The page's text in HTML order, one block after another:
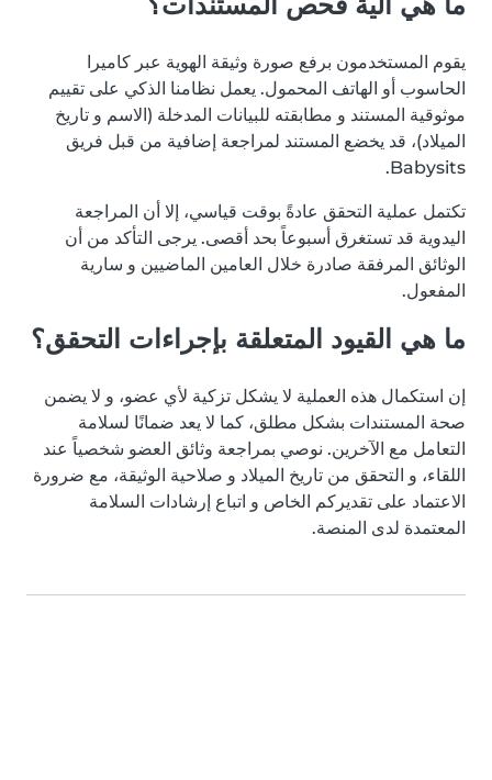
يقوم المستخدمون برفع صورة وثيقة الهوية عبر كاميرا
الحاسوب أو الهاتف المحمول. يعمل نظامنا الذكي على تقييم
موثوقية المستند و مطابقته للبيانات المدخلة (الاسم و تاريخ
الميلاد)، قد يخضع المستند لمراجعة إضافية من قبل فريق
Babysits.
تكتمل عملية التحقق عادةً بوقت قياسي، إلا أن المراجعة
اليدوية قد تستغرق أسبوعاً بحد أقصى. يرجى التأكد من أن
الوثائق المرفقة صادرة خلال العامين الماضيين و سارية
المفعول.
ما هي القيود المتعلقة بإجراءات التحقق؟
إن استكمال هذه العملية لا يشكل تزكية لأي عضو، و لا يضمن
صحة المستندات بشكل مطلق، كما لا يعد ضمانًا لسلامة
التعامل مع الآخرين. نوصي بمراجعة وثائق العضو شخصياً عند
اللقاء، و التحقق من تاريخ الميلاد و صلاحية الوثيقة، مع ضرورة
الاعتماد على تقديركم الخاص و اتباع إرشادات السلامة
المعتمدة لدى المنصة.